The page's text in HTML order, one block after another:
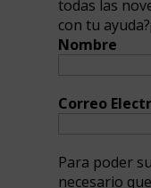
todas las
con tu
Nombre
Correo
Para poder
necesario